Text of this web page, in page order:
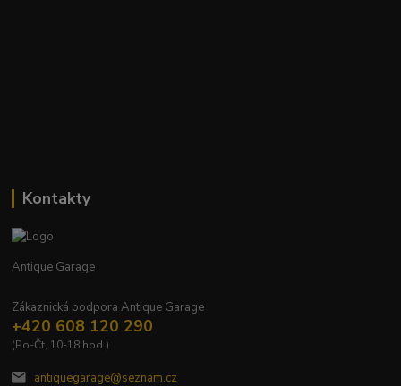
Kontakty
Antique Garage
Zákaznická podpora Antique Garage
+420 608 120 290
(Po-Čt, 10-18 hod.)
antiquegarage@seznam.cz